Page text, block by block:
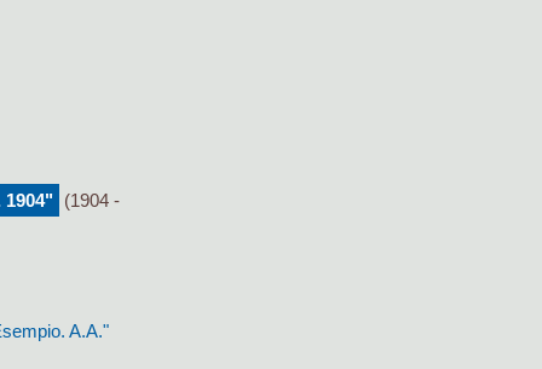
1904"
(1904 -
A.A."